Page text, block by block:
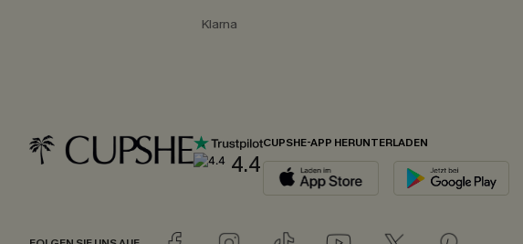
Klarna
4.4
CUPSHE-APP HERUNTERLADEN